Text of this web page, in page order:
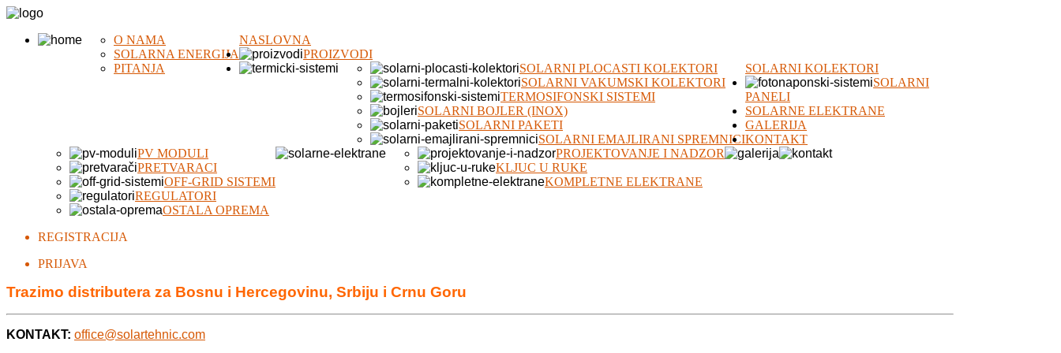
NASLOVNA
O NAMA
SOLARNA ENERGIJA
PITANJA
PROIZVODI
SOLARNI KOLEKTORI
SOLARNI PLOCASTI KOLEKTORI
SOLARNI VAKUMSKI KOLEKTORI
TERMOSIFONSKI SISTEMI
SOLARNI BOJLER (INOX)
SOLARNI PAKETI
SOLARNI EMAJLIRANI SPREMNICI
SOLARNI
PANELI
PV MODULI
PRETVARACI
OFF-GRID SISTEMI
REGULATORI
OSTALA OPREMA
SOLARNE ELEKTRANE
PROJEKTOVANJE I NADZOR
KLJUC U RUKE
KOMPLETNE ELEKTRANE
GALERIJA
KONTAKT
REGISTRACIJA
PRIJAVA
Trazimo distributera za Bosnu i Hercegovinu, Srbiju i Crnu Goru
KONTAKT: office@solartehnic.com